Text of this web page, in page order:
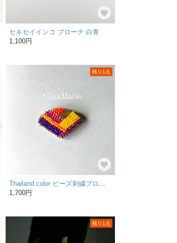
セキセイインコ ブローチ 白青
1,100円
残り1点
1,700円
残り1点